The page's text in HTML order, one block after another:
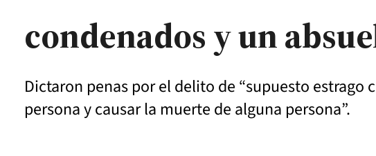
condenados y un
Dictaron penas por el delito de “supuesto
persona y causar la muerte de alguna persona”.